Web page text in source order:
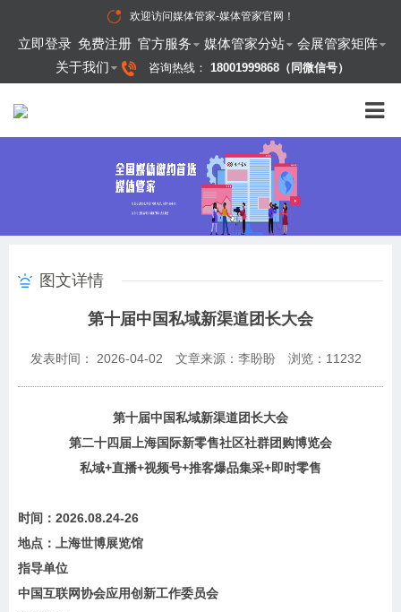
欢迎访问媒体管家-媒体管家官网 ！
立即登录 免费注册 官方服务 媒体管家分站
会展管家矩阵
关于我们
咨询热线： 18001999868（同微信号）
图文详情
第十届中国私域新渠道团长大会
发表时间： 2026-04-02 文章来源：李盼盼 浏览： 11232
第十届中国私域新渠道团长大会
第二十四届上海国际新零售社区社群团购博览会
私域+直播+视频号+推客爆品集采+即时零售
时间： 2026.08.24-26
地点：
上海世博展览馆
指导单位
中国互联网协会应用创新工作委员会